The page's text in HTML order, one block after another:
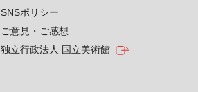
SNSポリシー
ご意見・ご感想
独立行政法人 国立美術館